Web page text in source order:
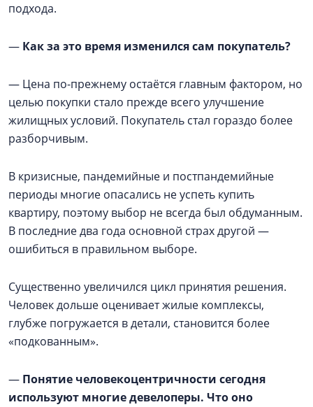
подхода.
— Как за это время изменился сам покупатель?
— Цена по-прежнему остаётся главным фактором, но
целью покупки стало прежде всего улучшение
жилищных условий. Покупатель стал гораздо более
разборчивым.
В кризисные, пандемийные и постпандемийные
периоды многие опасались не успеть купить
квартиру, поэтому выбор не всегда был обдуманным.
В последние два года основной страх другой —
ошибиться в правильном выборе.
Существенно увеличился цикл принятия решения.
Человек дольше оценивает жилые комплексы,
глубже погружается в детали, становится более
«подкованным».
— Понятие человекоцентричности сегодня
используют многие девелоперы. Что оно